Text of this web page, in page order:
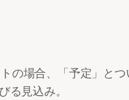
の場合、「予定」と
見込み。